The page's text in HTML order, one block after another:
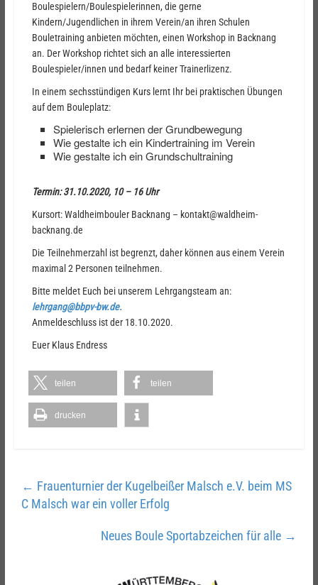
Boulespielern/Boulespielerinnen, die gerne
Kindern/Jugendlichen in ihrem Verein/an ihren Schulen
Bouletraining anbieten möchten, einen Workshop in Backnang
an. Der Workshop richtet sich an alle interessierten
Boulespieler/innen und bedarf keiner Trainerlizenz.
In einem sechsstündigen Kurs lernt Ihr bei praktischen Übungen
auf dem Bouleplatz:
Spielerisch erlernen der Grundbewegung
Wie gestalte ich ein Kindertraining im Verein
Wie gestalte ich ein Grundschultraining
Termin: 31.10.2020, 10 – 16 Uhr
Kursort: Waldheimbouler Backnang – kontakt@waldheim-
backnang.de
Die Teilnehmerzahl ist begrenzt, daher können aus einem Verein
maximal 2 Personen teilnehmen.
Bitte meldet Euch bei unserem Lehrgangsteam an:
lehrgang@bbpv-bw.de.
Anmeldeschluss ist der 18.10.2020.
Euer Klaus Endress
teilen teilen
drucken
← Frauenturnier der Kugelbeißer Malsch e.V. beim MS
C Malsch war ein voller Erfolg
Neues Boule Sportabzeichen für alle →